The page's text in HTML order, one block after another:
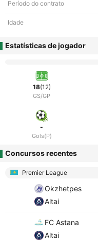
Período do contrato
Idade
Estatísticas de jogador
18(12)
GS/GP
-
Gols(P)
Concursos recentes
Premier League
Okzhetpes
Altai
FC Astana
Altai